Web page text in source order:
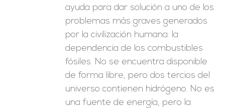
ayuda para dar solución a uno de los
problemas más graves generados
por la civilización humana: la
dependencia de los combustibles
fósiles. No se encuentra disponible
de forma libre, pero dos tercios del
universo contienen hidrógeno. No es
una fuente de energía, pero la